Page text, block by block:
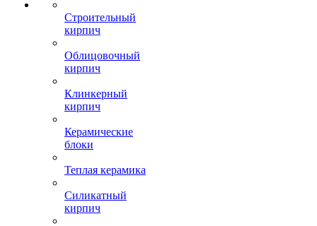
Строительный
кирпич
Облицовочный
кирпич
Клинкерный
кирпич
Керамические
блоки
Теплая керамика
Силикатный
кирпич